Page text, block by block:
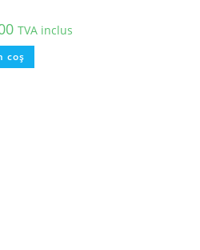
TVA inclus
coș